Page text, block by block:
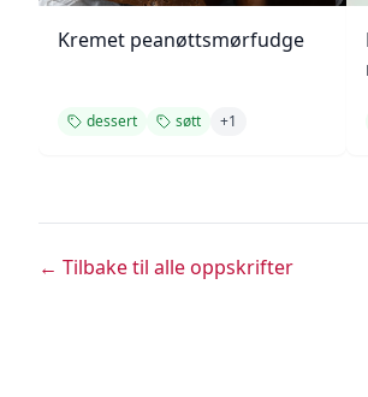
Kremet peanøttsmørfudge
dessert søtt +1
← Tilbake til alle oppskrifter